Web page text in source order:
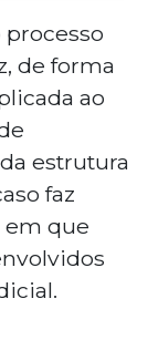
a
de
de
O
da
de forma
ao
estrutura
faz
em que